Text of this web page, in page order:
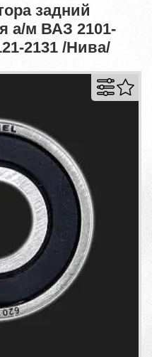
задний
а/м ВАЗ 2101-
2131 /Нива/